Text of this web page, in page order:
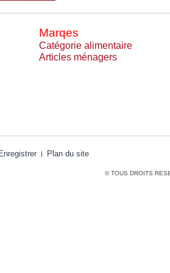
Marqes
Catégorie alimentaire
Articles ménagers
Enregistrer Plan du site
© TOUS DROITS